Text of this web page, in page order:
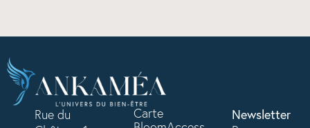
Rue du
Carte
Newsletter